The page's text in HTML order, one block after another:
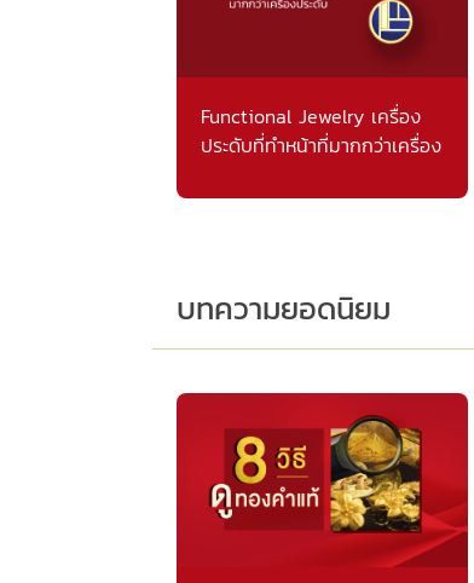
Functional Jewelry เครื่อง
ประดับที่ทำหน้าที่มากกว่าเครื่อง
บทความยอดนิยม